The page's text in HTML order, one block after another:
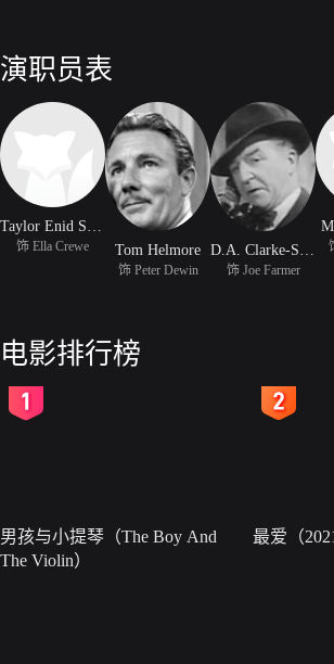
演职员表
Taylor Enid Stamp
饰 Ella Crewe Tom Helmore
饰 Peter Dewin 饰 Joe Farmer
电影排行榜
男孩与小提琴（The Boy And
The Violin）
最爱（